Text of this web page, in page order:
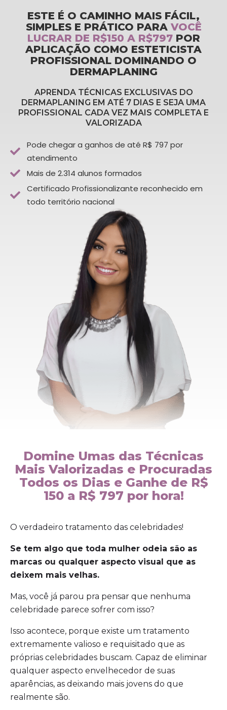
ESTE É O CAMINHO MAIS FÁCIL,
SIMPLES E PRÁTICO PARA VOCÊ
LUCRAR DE R$150 A R$797POR
APLICAÇÃO COMO ESTETICISTA
PROFISSIONAL DOMINANDO O
DERMAPLANING
APRENDA TÉCNICAS EXCLUSIVAS DO
DERMAPLANING EM ATÉ 7 DIAS E SEJA UMA
PROFISSIONAL CADA VEZ MAIS COMPLETA E
VALORIZADA
Pode chegar a ganhos de até R$ 797 por
atendimento
Mais de 2.314 alunos formados
Certificado Profissionalizante reconhecido em
todo território nacional
Domine Umas das Técnicas
Mais Valorizadas e Procuradas
Todos os Dias e Ganhe de R$
150 a R$ 797 por hora!
O verdadeiro tratamento das celebridades!
Se tem algo que toda mulher odeia são as
marcas ou qualquer aspecto visual que as
deixem mais velhas.
Mas, você já parou pra pensar que nenhuma
celebridade parece sofrer com isso?
Isso acontece, porque existe um tratamento
extremamente valioso e requisitado que as
próprias celebridades buscam. Capaz de eliminar
qualquer aspecto envelhecedor de suas
aparências, as deixando mais jovens do que
realmente são.